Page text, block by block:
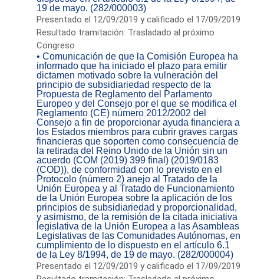
19 de mayo. (282/000003)
Presentado el 12/09/2019 y calificado el 17/09/2019
Resultado tramitación: Trasladado al próximo
Congreso
• Comunicación de que la Comisión Europea ha
informado que ha iniciado el plazo para emitir
dictamen motivado sobre la vulneración del
principio de subsidiariedad respecto de la
Propuesta de Reglamento del Parlamento
Europeo y del Consejo por el que se modifica el
Reglamento (CE) número 2012/2002 del
Consejo a fin de proporcionar ayuda financiera a
los Estados miembros para cubrir graves cargas
financieras que soporten como consecuencia de
la retirada del Reino Unido de la Unión sin un
acuerdo (COM (2019) 399 final) (2019/0183
(COD)), de conformidad con lo previsto en el
Protocolo (número 2) anejo al Tratado de la
Unión Europea y al Tratado de Funcionamiento
de la Unión Europea sobre la aplicación de los
principios de subsidiariedad y proporcionalidad,
y asimismo, de la remisión de la citada iniciativa
legislativa de la Unión Europea a las Asambleas
Legislativas de las Comunidades Autónomas, en
cumplimiento de lo dispuesto en el artículo 6.1
de la Ley 8/1994, de 19 de mayo. (282/000004)
Presentado el 12/09/2019 y calificado el 17/09/2019